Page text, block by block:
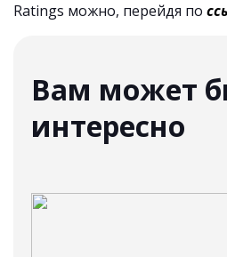
Ratings можно, перейдя по
Вам может
интересно